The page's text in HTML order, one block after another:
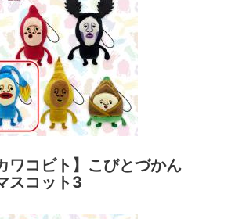
ワコビト】こびとづかん
スコット3